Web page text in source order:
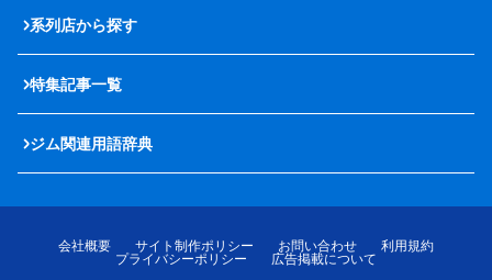
系列店から探す
特集記事一覧
ジム関連用語辞典
会社概要 サイト制作ポリシー お問い合わせ
利用規約
プライバシーポリシー
広告掲載について